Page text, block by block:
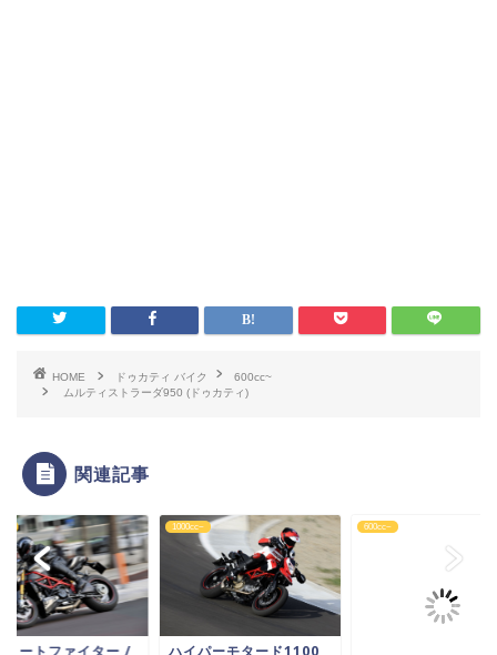
HOME ドゥカティ バイク
600cc~
ムルティストラーダ950 (ドゥカティ)
関連記事
リートファイター /
1000cc~
ハイパーモタード1100
600cc~